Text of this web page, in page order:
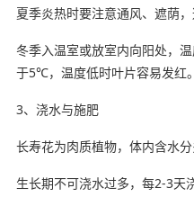
夏季炎热时要注意通风、遮荫，
冬季入温室或放室内向阳处，
于5℃，温度低时叶片容易发红。
3、浇水与施肥
长寿花为肉质植物，体内含水分
生长期不可浇水过多，每2-3天